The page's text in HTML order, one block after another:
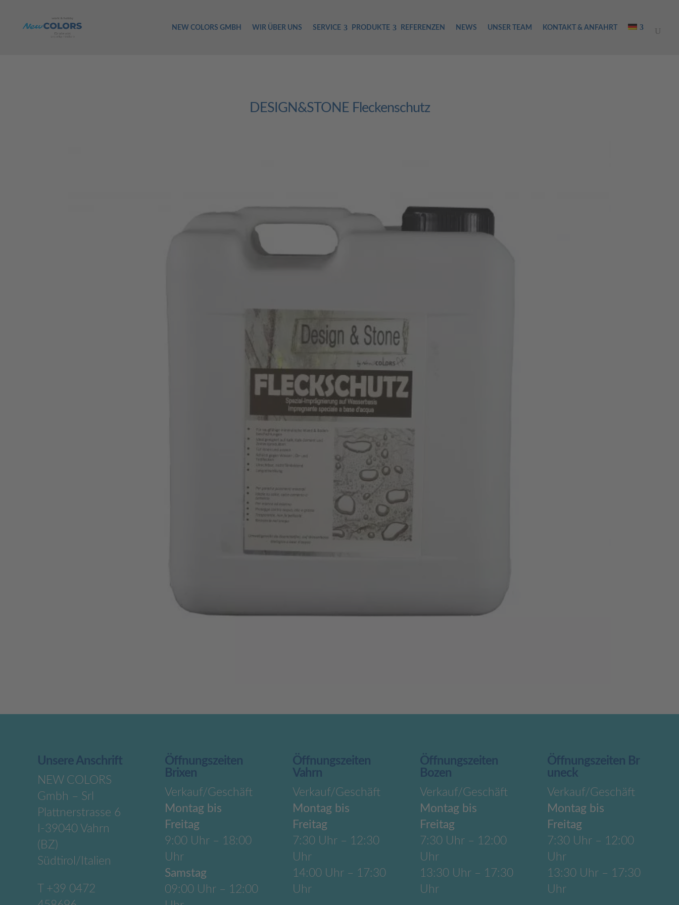
NEW COLORS GMBH WIR ÜBER UNS SERVICE PRODUKTE REFERENZEN NEWS UNSER TEAM KONTAKT & ANFAHRT
DESIGN&STONE Fleckenschutz
Unsere Anschrift
NEW COLORS
Gmbh – Srl
Plattnerstrasse 6
I-39040 Vahrn
(BZ)
Südtirol/Italien
+39 0472
Öffnungszeiten
Brixen
Verkauf/Geschäft
Montag bis
Freitag
9:00 Uhr – 18:00
Uhr
Samstag
09:00 Uhr – 12:00
Öffnungszeiten
Vahrn
Verkauf/Geschäft
Montag bis
Freitag
7:30 Uhr – 12:30
Uhr
14:00 Uhr – 17:30
Uhr
Öffnungszeiten
Bozen
Verkauf/Geschäft
Montag bis
Freitag
7:30 Uhr – 12:00
Uhr
13:30 Uhr – 17:30
Uhr
Öffnungszeiten Br
uneck
Verkauf/Geschäft
Montag bis
Freitag
7:30 Uhr – 12:00
Uhr
13:30 Uhr – 17:30
Uhr